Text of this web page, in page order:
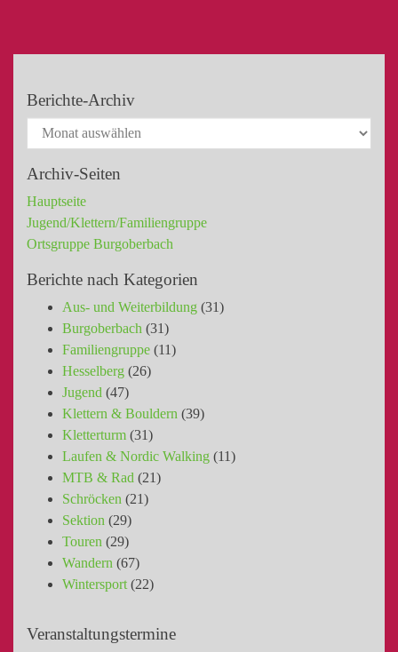
Berichte-Archiv
Archiv-Seiten
Hauptseite
Jugend/Klettern/Familiengruppe
Ortsgruppe Burgoberbach
Berichte nach Kategorien
Aus- und Weiterbildung (31)
Burgoberbach (31)
Familiengruppe (11)
Hesselberg (26)
Jugend (47)
Klettern & Bouldern (39)
Kletterturm (31)
Laufen & Nordic Walking (11)
MTB & Rad (21)
Schröcken (21)
Sektion (29)
Touren (29)
Wandern (67)
Wintersport (22)
Veranstaltungstermine